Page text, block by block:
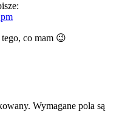
co mam 😉
Wymagane pola są